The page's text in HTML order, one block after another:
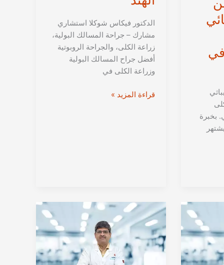
بخبرة
الدكتور فيكاس شوكلا استشاري
مشارك – جراحة المسالك البولية،
زراعة الكلى، والجراحة الروبوتية
أفضل جراح المسالك البولية
وزراعة الكلى في
الدكتور
وزراعة
الكلى
في
نيودلهي،
الهند
قراءة المزيد »